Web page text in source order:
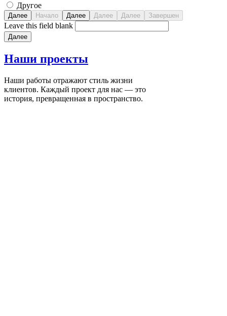
Другое
Leave this field blank
Наши проекты
Наши работы отражают стиль жизни
клиентов. Каждый проект для нас — это
история, превращенная в пространство.